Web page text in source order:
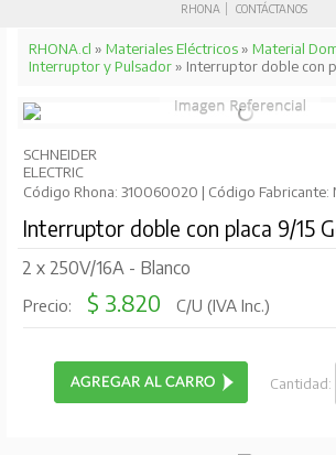
RHONA
CONTÁCTANOS
RHONA.cl » Materiales Eléctricos» Material
Interruptor y Pulsador» Interruptor doble con
SCHNEIDER
ELECTRIC
Código Rhona: 310060020 | Código Fabricante:
Interruptor doble con placa 9/15
2 x 250V/16A - Blanco
Precio: $ 3.820 C/U (IVA Inc.)
Cantidad: